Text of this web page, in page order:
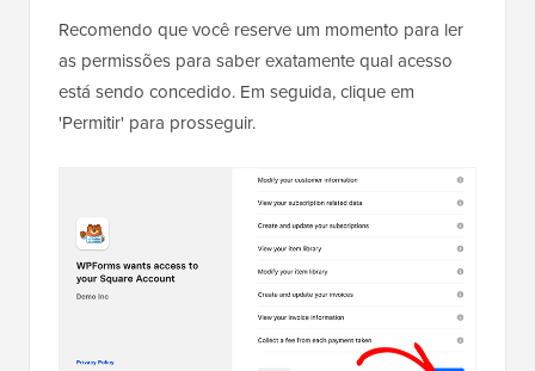
Recomendo que você reserve um momento para ler
as permissões para saber exatamente qual acesso
está sendo concedido. Em seguida, clique em
'Permitir' para prosseguir.